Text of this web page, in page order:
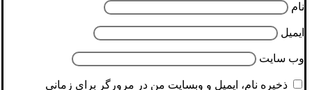
نام
ایمیل
وب‌ سایت
ذخیره نام، ایمیل و وبسایت من در مرورگر برای زمانی